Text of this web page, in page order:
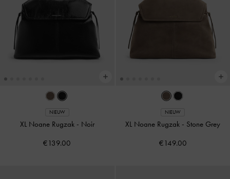
NIEUW
XL Noane Rugzak - Noir
€139.00
NIEUW
XL Noane Rugzak - Stone Grey
€149.00